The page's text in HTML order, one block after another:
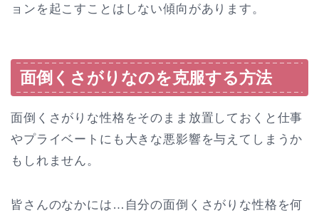
ョンを起こすことはしない傾向があります。
面倒くさがりなのを克服する方法
面倒くさがりな性格をそのまま放置しておくと仕事
やプライベートにも大きな悪影響を与えてしまうか
もしれません。
皆さんのなかには…自分の面倒くさがりな性格を何